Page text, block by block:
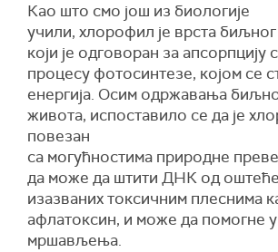
Као што смо још из биологије
учили, хлорофил је врста
који је одговоран за апсорпцију
процесу фотосинтезе, којом се
енергија. Осим одржавања
живота, испоставило се да је
повезан
са могућностима природне
да може да штити ДНК од
изазваних токсичним плеснима
афлатоксин, и може да помогне
мршављења.